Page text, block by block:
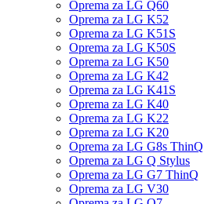
Oprema za LG Q60
Oprema za LG K52
Oprema za LG K51S
Oprema za LG K50S
Oprema za LG K50
Oprema za LG K42
Oprema za LG K41S
Oprema za LG K40
Oprema za LG K22
Oprema za LG K20
Oprema za LG G8s ThinQ
Oprema za LG Q Stylus
Oprema za LG G7 ThinQ
Oprema za LG V30